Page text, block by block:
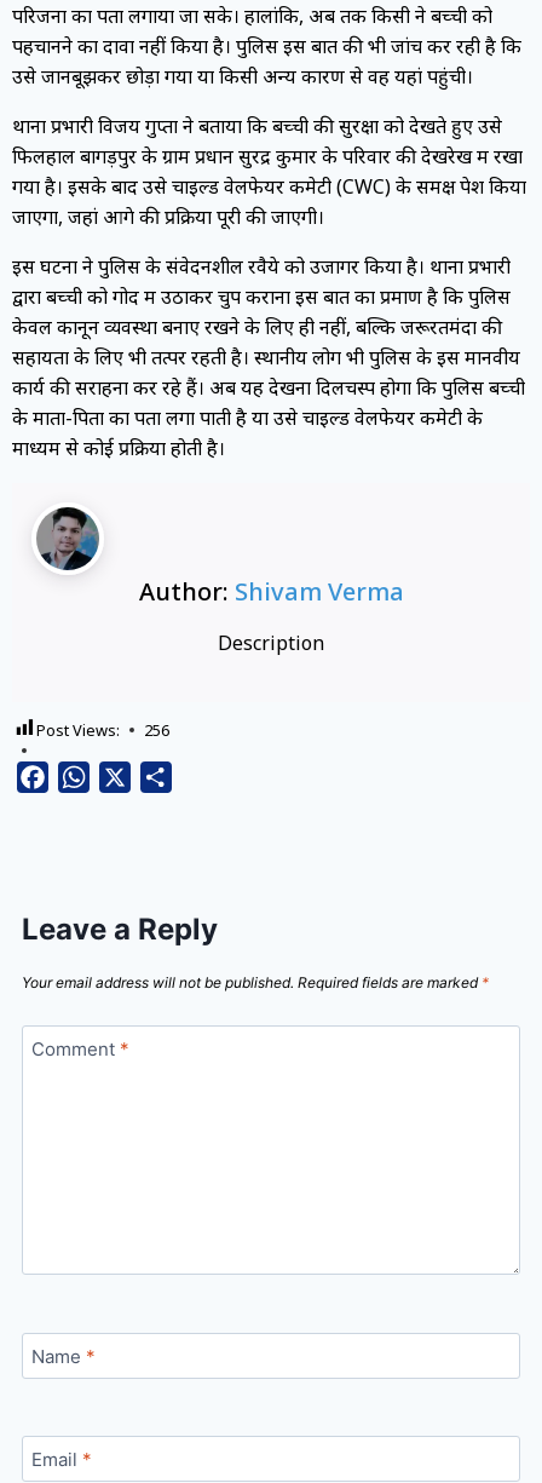
परिजनों का पता लगाया जा सके। हालांकि, अब तक किसी ने बच्ची को
पहचानने का दावा नहीं किया है। पुलिस इस बात की भी जांच कर रही है कि
उसे जानबूझकर छोड़ा गया या किसी अन्य कारण से वह यहां पहुंची।
थाना प्रभारी विजय गुप्ता ने बताया कि बच्ची की सुरक्षा को देखते हुए उसे
फिलहाल बागड़पुर के ग्राम प्रधान सुरेंद्र कुमार के परिवार की देखरेख में रखा
गया है। इसके बाद उसे चाइल्ड वेलफेयर कमेटी (CWC) के समक्ष पेश किया
जाएगा, जहां आगे की प्रक्रिया पूरी की जाएगी।
इस घटना ने पुलिस के संवेदनशील रवैये को उजागर किया है। थाना प्रभारी
द्वारा बच्ची को गोद में उठाकर चुप कराना इस बात का प्रमाण है कि पुलिस
केवल कानून व्यवस्था बनाए रखने के लिए ही नहीं, बल्कि जरूरतमंदों की
सहायता के लिए भी तत्पर रहती है। स्थानीय लोग भी पुलिस के इस मानवीय
कार्य की सराहना कर रहे हैं। अब यह देखना दिलचस्प होगा कि पुलिस बच्ची
के माता-पिता का पता लगा पाती है या उसे चाइल्ड वेलफेयर कमेटी के
माध्यम से कोई प्रक्रिया होती है।
Author: Shivam Verma
Description
Post Views: 256
FacebookWhatsApp
Leave a Reply
Your email address will not be published. Required fields are marked *
Comment *
Name *
Email *